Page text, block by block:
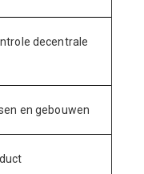
decentrale
en gebouwen